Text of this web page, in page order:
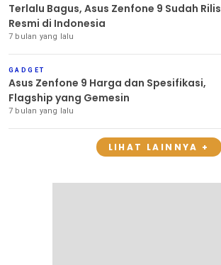
Terlalu Bagus, Asus Zenfone 9 Sudah Rilis
Resmi di Indonesia
7 bulan yang lalu
GADGET
Asus Zenfone 9 Harga dan Spesifikasi,
Flagship yang Gemesin
7 bulan yang lalu
LIHAT LAINNYA +